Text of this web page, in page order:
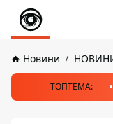
Новини
ТОПТЕМА: